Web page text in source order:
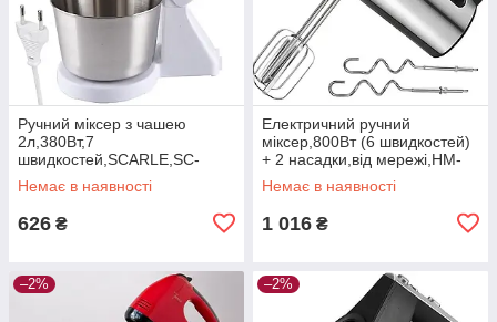
Ручний міксер з чашею
2л,380Вт,7
швидкостей,SCARLE,SC-
133T DS
Немає в наявності
626 ₴
Електричний ручний
міксер,800Вт (6 швидкостей)
+ 2 насадки,від мережі,HM-
8839 DS
Немає в наявності
1 016 ₴
–2% –2%